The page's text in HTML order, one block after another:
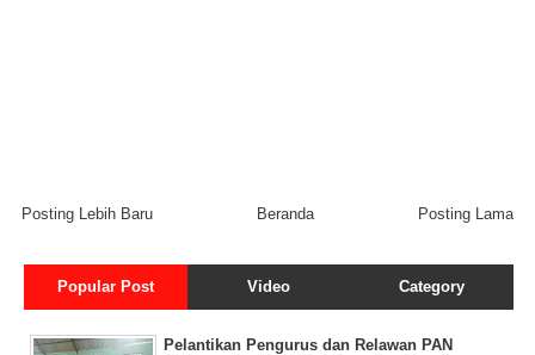
Posting Lebih Baru Posting Lama
Beranda
Popular Post Video Category
Pelantikan Pengurus dan Relawan PAN